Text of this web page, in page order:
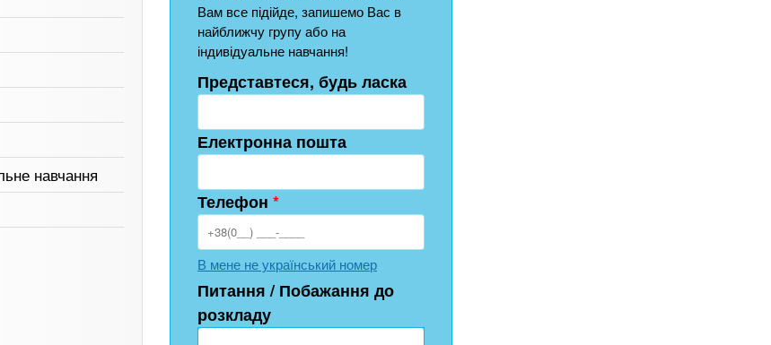
навчання
Вам все підійде, запишемо Вас в
найближчу групу або на
індивідуальне навчання!
Представтеся, будь ласка
Електронна пошта
Телефон *
В мене не український номер
Питання / Побажання до
розкладу